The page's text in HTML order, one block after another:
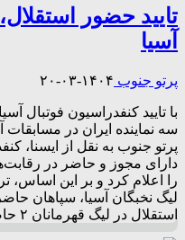
تایید حضور
آسیا
پرتو جنوب ۱۴۰۴-۰۳-۲۰
با تایید کنفدراسیون فوتبال
سه نماینده ایران در
پرتو جنوب به نقل از ایسنا،
دارای مجوز و حاضر در
را اعلام کرد و بر این اساس،
لیگ نخبگان آسیا، سپاهان
استقلال در لیگ قهرمانان ۲ حاضر […]